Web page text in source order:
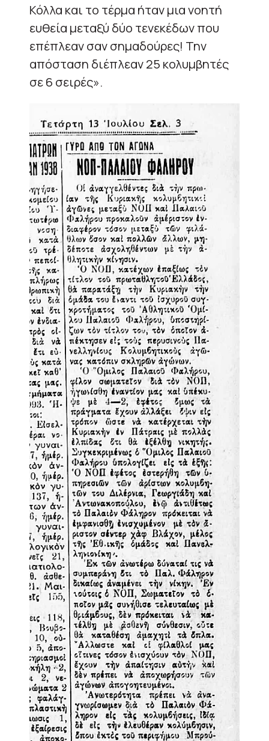
Κόλλα και το τέρμα ήταν μια νοητή
ευθεία μεταξύ δύο τενεκέδων που
επέπλεαν σαν σημαδούρες! Την
απόσταση διέπλεαν 25 κολυμβητές
σε 6 σειρές».